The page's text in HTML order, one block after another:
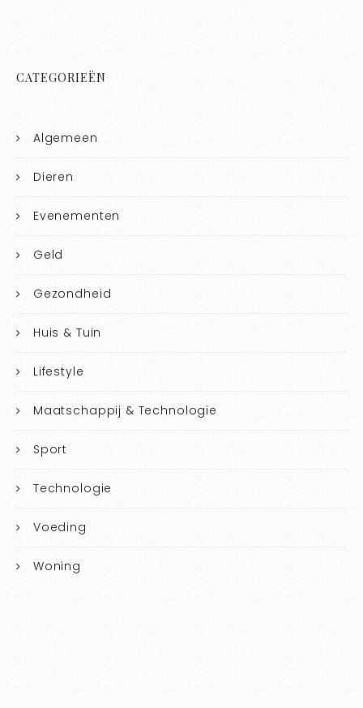
CATEGORIEËN
Algemeen
Dieren
Evenementen
Geld
Gezondheid
Huis & Tuin
Lifestyle
Maatschappij & Technologie
Sport
Technologie
Voeding
Woning